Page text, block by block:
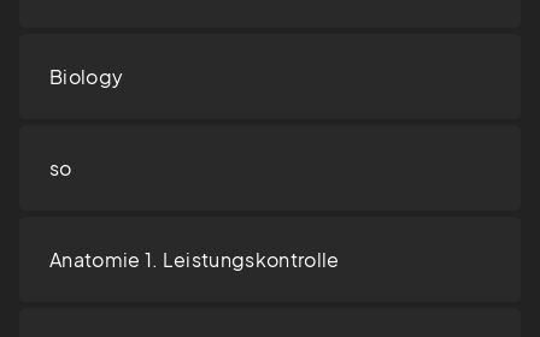
Biology
so
Anatomie 1. Leistungskontrolle